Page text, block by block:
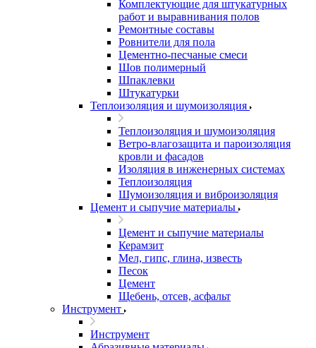
Комплектующие для штукатурных
работ и выравнивания полов
Ремонтные составы
Ровнители для пола
Цементно-песчаные смеси
Шов полимерный
Шпаклевки
Штукатурки
Теплоизоляция и шумоизоляция
Теплоизоляция и шумоизоляция
Ветро-влагозащита и пароизоляция
кровли и фасадов
Изоляция в инженерных системах
Теплоизоляция
Шумоизоляция и виброизоляция
Цемент и сыпучие материалы
Цемент и сыпучие материалы
Керамзит
Мел, гипс, глина, известь
Песок
Цемент
Щебень, отсев, асфальт
Инструмент
Инструмент